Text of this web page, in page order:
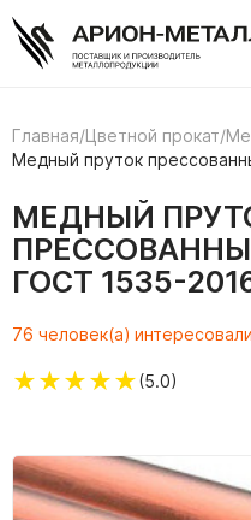
Главная/Цветной прокат/
Медный пруток
МЕДНЫЙ
ГОСТ 1535-
76 человек(а)
★★★★★(5.0)